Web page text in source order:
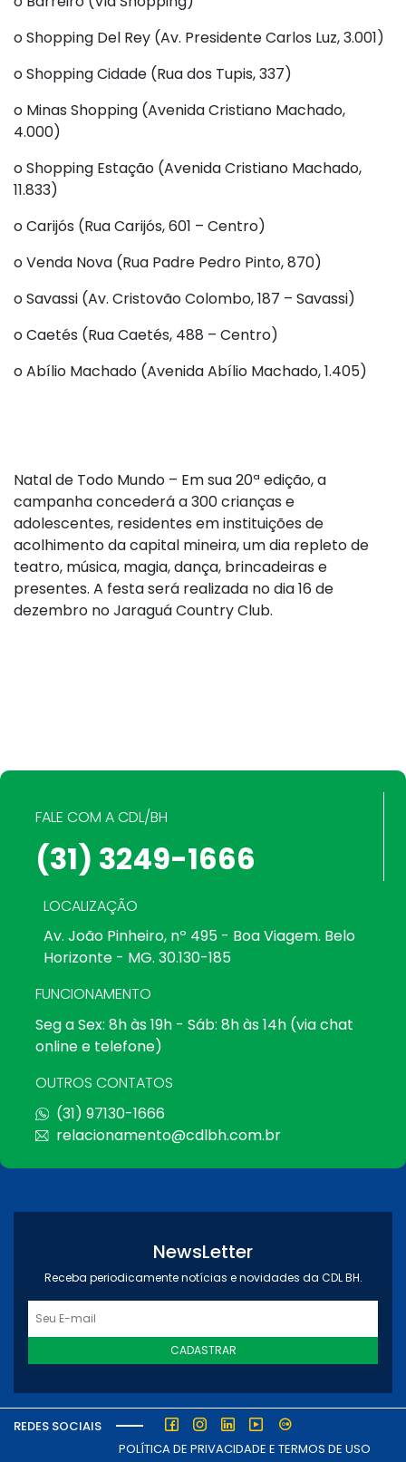
oShopping Del Rey (Av. Presidente Carlos Luz, 3.001)
oShopping Cidade (Rua dos Tupis, 337)
o Minas Shopping (Avenida Cristiano Machado,
4.000)
oShopping Estação (Avenida Cristiano Machado,
11.833)
oCarijós (Rua Carijós, 601 – Centro)
oVenda Nova (Rua Padre Pedro Pinto, 870)
oSavassi (Av. Cristovão Colombo, 187 – Savassi)
oCaetés (Rua Caetés, 488 – Centro)
oAbílio Machado (Avenida Abílio Machado, 1.405)
Natal de Todo Mundo – Em sua 20ª edição, a
campanha concederá a 300 crianças e
adolescentes, residentes em instituições de
acolhimento da capital mineira, um dia repleto de
teatro, música, magia, dança, brincadeiras e
presentes. A festa será realizada no dia 16 de
dezembro no Jaraguá Country Club.
FALE COM A CDL/BH
(31) 3249-1666
LOCALIZAÇÃO
Av. João Pinheiro, nº 495 - Boa Viagem. Belo
Horizonte - MG. 30.130-185
FUNCIONAMENTO
Seg a Sex: 8h às 19h - Sáb: 8h às 14h (via chat
online e telefone)
OUTROS CONTATOS
(31) 97130-1666
relacionamento@cdlbh.com.br
NewsLetter
Receba periodicamente notícias e novidades da CDL BH.
CADASTRAR
REDES SOCIAIS
POLÍTICA DE PRIVACIDADE E TERMOS DE USO